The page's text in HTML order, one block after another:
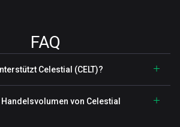
FAQ
Celestial (CELT)?
von Celestial